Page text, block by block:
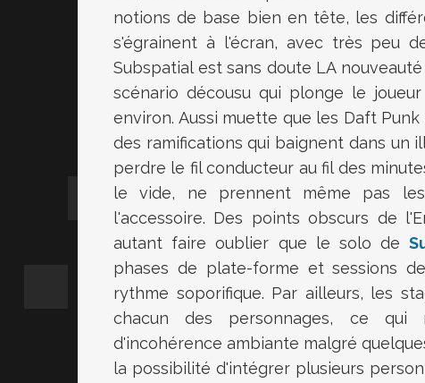
notions de base bien en tête, les
s'égrainent à l'écran, avec très peu
Subspatial est sans doute LA
scénario décousu qui plonge le
environ. Aussi muette que les Daft
des ramifications qui baignent dans un
perdre le fil conducteur au fil des
le vide, ne prennent même pas
l'accessoire. Des points obscurs de
autant faire oublier que le solo de
phases de plate-forme et sessions
rythme soporifique. Par ailleurs, les
chacun des personnages, ce qui
d'incohérence ambiante malgré
la possibilité d'intégrer plusieurs